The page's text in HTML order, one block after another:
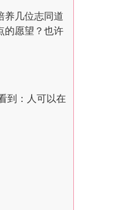
养几位志同道
的愿望？也许
到：人可以在